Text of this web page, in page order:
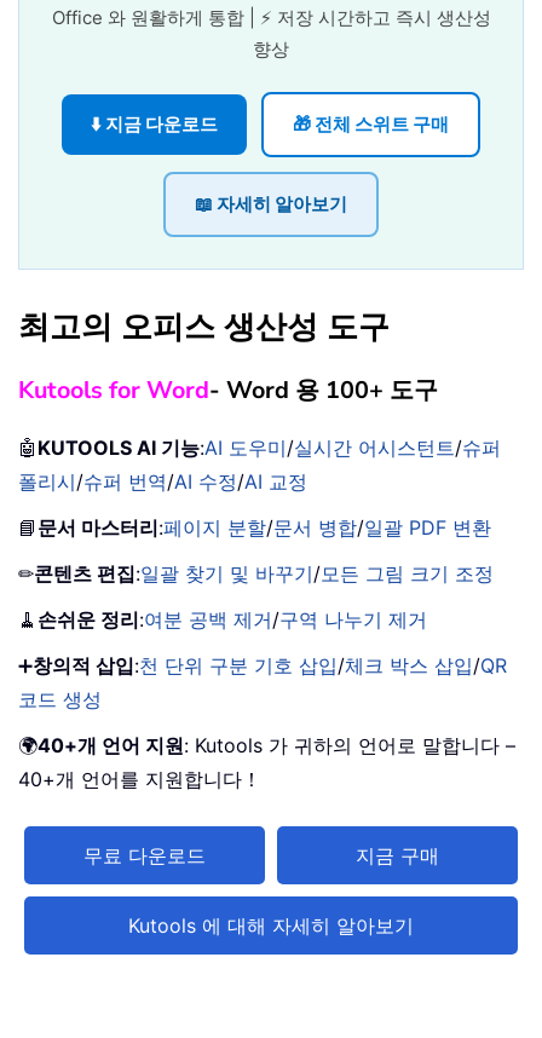
Office 와 원활하게 통합 | ⚡ 저장 시간하고 즉시 생산성
향상
⬇️ 지금 다운로드 🎁 전체 스위트 구매
📖 자세히 알아보기
최고의 오피스 생산성 도구
Kutools for Word- Word 용 100+ 도구
🤖 KUTOOLS AI 기능:AI 도우미/실시간 어시스턴트/슈퍼
폴리시/슈퍼 번역/AI 수정/AI 교정
📘 문서 마스터리:페이지 분할/문서 병합/일괄 PDF 변환
✏콘텐츠 편집:일괄 찾기 및 바꾸기/모든 그림 크기 조정
🧹 손쉬운 정리:여분 공백 제거/구역 나누기 제거
➕창의적 삽입:천 단위 구분 기호 삽입/체크 박스 삽입/QR
코드 생성
🌍40+개 언어 지원: Kutools 가 귀하의 언어로 말합니다 –
40+개 언어를 지원합니다！
무료 다운로드 지금 구매
Kutools 에 대해 자세히 알아보기